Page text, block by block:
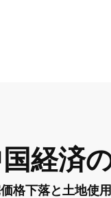
経済
格下落と土地使